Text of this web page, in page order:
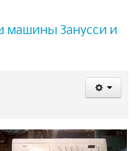
машины Зануcси и